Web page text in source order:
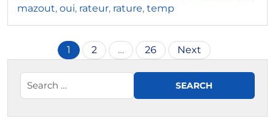
mazout, oui, rateur, rature, temp
Posts
pagination
1 2 … 26 Next